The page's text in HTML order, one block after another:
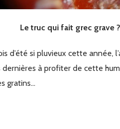
Le truc qui fait grec grave
d’été si pluvieux cette année,
à profiter de cette
gratins…